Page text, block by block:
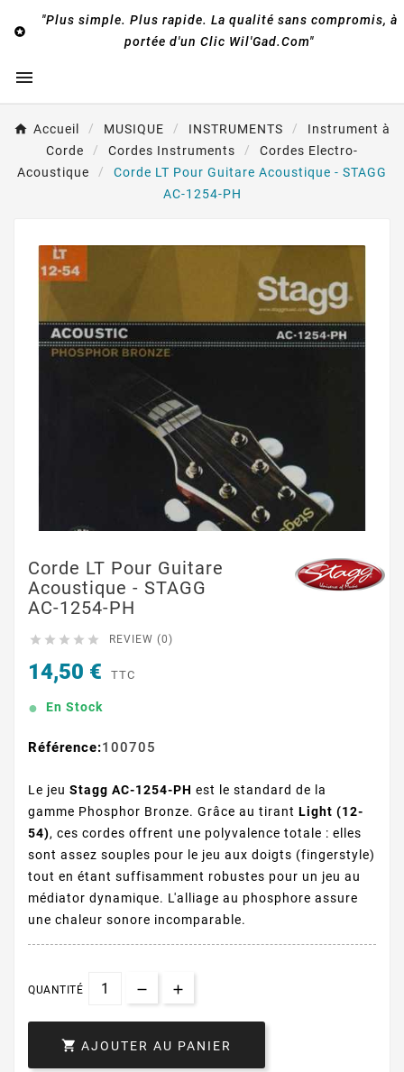

"Plus simple. Plus rapide. La qualité sans compromis, à
portée d'un Clic Wil'Gad.Com"

Accueil MUSIQUE INSTRUMENTS
Instrument à
Corde
Cordes Instruments
Cordes Electro-
Acoustique
Corde LT Pour Guitare Acoustique - STAGG
AC-1254-PH
Corde LT Pour Guitare
Acoustique - STAGG
AC-1254-PH
     REVIEW (0)
14,50 € TTC
En Stock
Référence:100705
Le jeu Stagg AC-1254-PH est le standard de la
gamme Phosphor Bronze. Grâce au tirant Light (12-
54), ces cordes offrent une polyvalence totale : elles
sont assez souples pour le jeu aux doigts (fingerstyle)
tout en étant suffisamment robustes pour un jeu au
médiator dynamique. L'alliage au phosphore assure
une chaleur sonore incomparable.
QUANTITÉ
 AJOUTER AU PANIER